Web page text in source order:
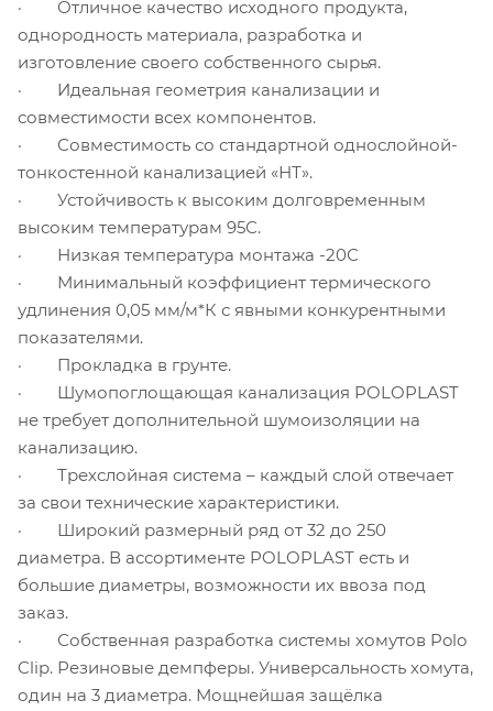
· Отличное качество исходного продукта,
однородность материала, разработка и
изготовление своего собственного сырья.
· Идеальная геометрия канализации и
совместимости всех компонентов.
· Совместимость со стандартной однослойной-
тонкостенной канализацией «НТ».
· Устойчивость к высоким долговременным
высоким температурам 95С.
· Низкая температура монтажа -20С
· Минимальный коэффициент термического
удлинения 0,05 мм/м*К с явными конкурентными
показателями.
· Прокладка в грунте.
· Шумопоглощающая канализация POLOPLAST
не требует дополнительной шумоизоляции на
канализацию.
· Трехслойная система – каждый слой отвечает
за свои технические характеристики.
· Широкий размерный ряд от 32 до 250
диаметра. В ассортименте POLOPLAST есть и
большие диаметры, возможности их ввоза под
заказ.
· Собственная разработка системы хомутов Polo
Clip. Резиновые демпферы. Универсальность хомута,
один на 3 диаметра. Мощнейшая защёлка